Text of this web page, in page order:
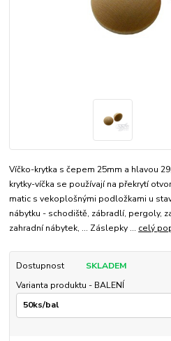
Víčko-krytka s čepem 25mm a hlavou
krytky-víčka se používají na překrytí
matic s vekoplošnými podložkami u
nábytku - schodiště, zábradlí, pergoly,
zahradní nábytek, ... Záslepky ... celý
Dostupnost
SKLADEM
Varianta produktu - BALENÍ